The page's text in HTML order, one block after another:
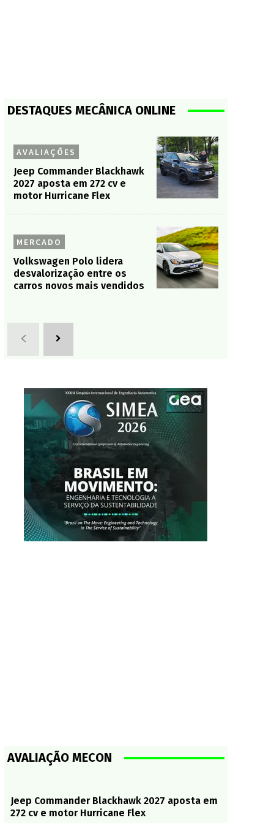
DESTAQUES MECÂNICA ONLINE
AVALIAÇÕES
Jeep Commander Blackhawk
2027 aposta em 272 cv e
motor Hurricane Flex
MERCADO
Volkswagen Polo lidera
desvalorização entre os
carros novos mais vendidos
AVALIAÇÃO MECON
Jeep Commander Blackhawk 2027 aposta em
272 cv e motor Hurricane Flex